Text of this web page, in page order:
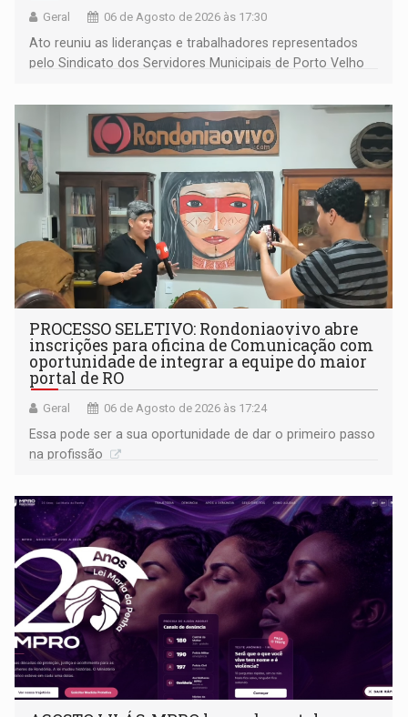
Geral 06 de Agosto de 2026 às 17:30
Ato reuniu as lideranças e trabalhadores representados
pelo Sindicato dos Servidores Municipais de Porto Velho
PROCESSO SELETIVO: Rondoniaovivo abre
inscrições para oficina de Comunicação com
oportunidade de integrar a equipe do maior
portal de RO
Geral 06 de Agosto de 2026 às 17:24
Essa pode ser a sua oportunidade de dar o primeiro passo
na profissão